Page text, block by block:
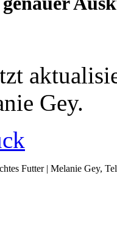
Gey.
Futter | Melanie Gey,